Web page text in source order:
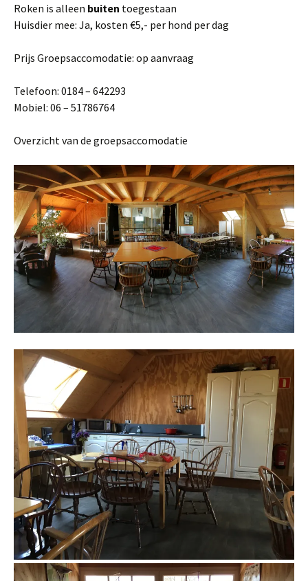
Roken is alleen buiten toegestaan
Huisdier mee: Ja, kosten €5,- per hond per dag
Prijs Groepsaccomodatie: op aanvraag
Telefoon: 0184 – 642293
Mobiel: 06 – 51786764
Overzicht van de groepsaccomodatie